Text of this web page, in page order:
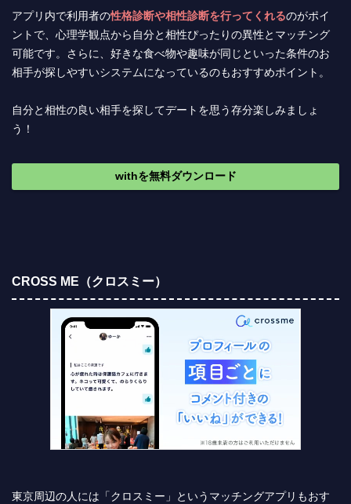
アプリ内で利用者の性格診断や相性診断を行ってくれるのがポイ
ントで、心理学観点から自分と相性ぴったりの異性とマッチング
可能です。さらに、好きな食べ物や趣味が同じといった条件のお
相手が探しやすいシステムになっているのもおすすめポイント。
自分と相性の良い相手を探してデートを思う存分楽しみましょ
う！
withを無料ダウンロード
CROSS ME（クロスミー）
東京周辺の人には「クロスミー」というマッチングアプリもおす